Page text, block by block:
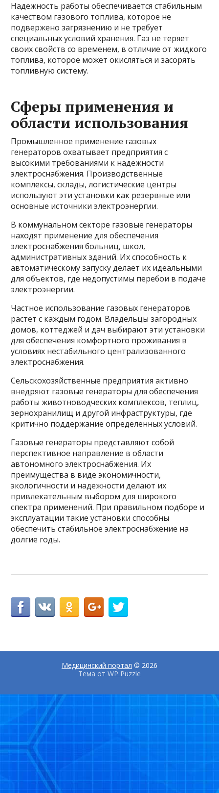
Надежность работы обеспечивается стабильным
качеством газового топлива, которое не
подвержено загрязнению и не требует
специальных условий хранения. Газ не теряет
своих свойств со временем, в отличие от жидкого
топлива, которое может окисляться и засорять
топливную систему.
Сферы применения и
области использования
Промышленное применение газовых
генераторов охватывает предприятия с
высокими требованиями к надежности
электроснабжения. Производственные
комплексы, склады, логистические центры
используют эти установки как резервные или
основные источники электроэнергии.
В коммунальном секторе газовые генераторы
находят применение для обеспечения
электроснабжения больниц, школ,
административных зданий. Их способность к
автоматическому запуску делает их идеальными
для объектов, где недопустимы перебои в подаче
электроэнергии.
Частное использование газовых генераторов
растет с каждым годом. Владельцы загородных
домов, коттеджей и дач выбирают эти установки
для обеспечения комфортного проживания в
условиях нестабильного централизованного
электроснабжения.
Сельскохозяйственные предприятия активно
внедряют газовые генераторы для обеспечения
работы животноводческих комплексов, теплиц,
зернохранилищ и другой инфраструктуры, где
критично поддержание определенных условий.
Газовые генераторы представляют собой
перспективное направление в области
автономного электроснабжения. Их
преимущества в виде экономичности,
экологичности и надежности делают их
привлекательным выбором для широкого
спектра применений. При правильном подборе и
эксплуатации такие установки способны
обеспечить стабильное электроснабжение на
долгие годы.
Медицинский портал © 2026
Тема от WP Puzzle